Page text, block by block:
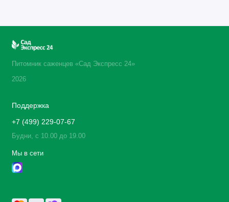
Питомник саженцев «Сад Экспресс 24»
2026
Поддержка
+7 (499) 229-07-67
Будни, с 10.00 до 19.00
Мы в сети